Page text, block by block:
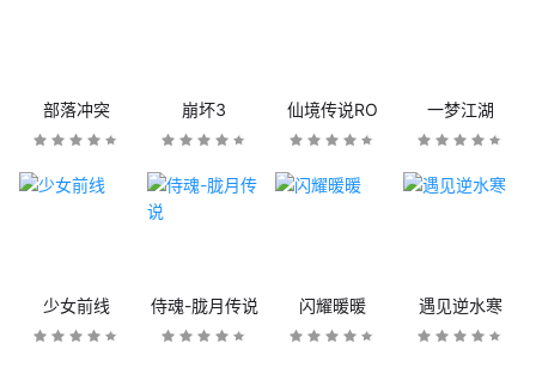
部落冲突 崩坏3 仙境传说RO 一梦江湖
少女前线 侍魂-胧月传说 闪耀暖暖 遇见逆水寒